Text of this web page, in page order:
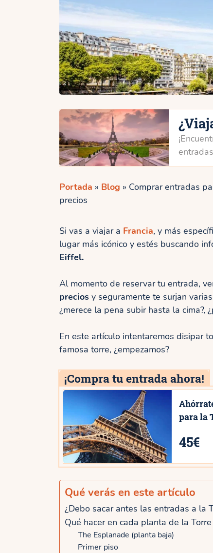
Portada » Blog » Comprar entradas
precios
Si vas a viajar a Francia, y más
lugar más icónico y estés buscando
Eiffel.
Al momento de reservar tu entrada,
precios y seguramente te surjan
¿merece la pena subir hasta la cima?,
En este artículo intentaremos disipar
famosa torre, ¿empezamos?
¡Compra tu entrada ahora!
para la
45€
Qué verás en este artículo
¿Debo sacar antes las entradas a la
Qué hacer en cada planta de la
The Esplanade (planta baja)
Primer piso